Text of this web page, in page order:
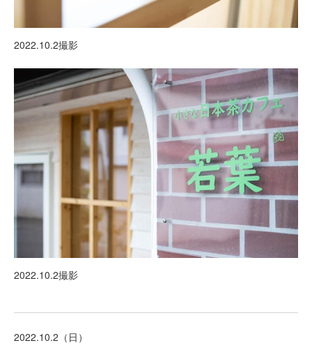
2022.10.2撮影
2022.10.2撮影
2022.10.2（日）